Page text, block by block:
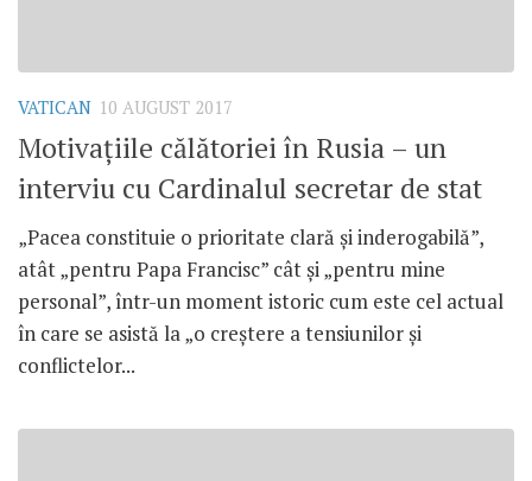
VATICAN 10 AUGUST 2017
Motivațiile călătoriei în Rusia – un
interviu cu Cardinalul secretar de stat
„Pacea constituie o prioritate clară și inderogabilă”,
atât „pentru Papa Francisc” cât și „pentru mine
personal”, într-un moment istoric cum este cel actual
în care se asistă la „o creștere a tensiunilor și
conflictelor...